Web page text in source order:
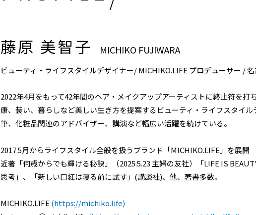
藤原 美智子 MICHIKO FUJIWARA
ビューティ・ライフスタイルデザイナー/ MICHIKO.LIFE プロデューサー /
2022年4月をもって42年間のヘア・メイクアップアーティストに終止符を打
康、装い、暮らしなど美しい生き方を提案するビューティ・ライフスタイ
筆、化粧品関連のアドバイザー、講演など幅広い活躍を続けている。
2017.5月からライフスタイル全般を扱うブランド「MICHIKO.LIFE」を展開
近著「何歳からでも輝ける秘訣」（2025.5.23 主婦の友社）「LIFE IS
思考」、「新しい口紅は寝る前に試す」(講談社)、他、著書多数。
MICHIKO.LIFE (https://michiko.life)